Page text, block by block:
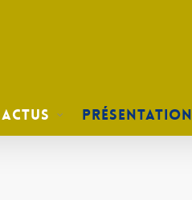
Actus Présentation